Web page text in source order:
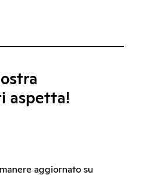
aspetta!
aggiornato su